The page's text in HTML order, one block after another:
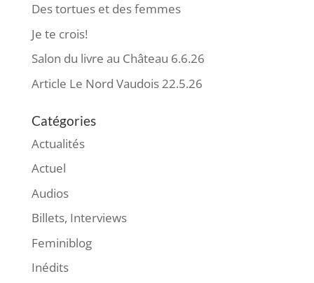
Des tortues et des femmes
Je te crois!
Salon du livre au Château 6.6.26
Article Le Nord Vaudois 22.5.26
Catégories
Actualités
Actuel
Audios
Billets, Interviews
Feminiblog
Inédits